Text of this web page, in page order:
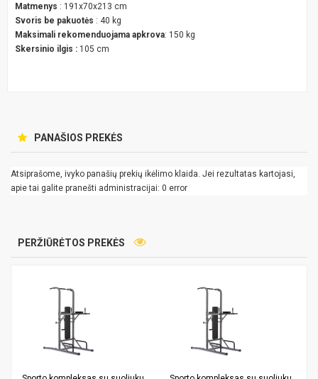
Matmenys : 191x70x213 cm
Svoris be pakuotės : 40 kg
Maksimali rekomenduojama apkrova: 150 kg
Skersinio ilgis : 105 cm
PANAŠIOS PREKĖS
Atsiprašome, ivyko panašių prekių ikėlimo klaida. Jei rezultatas kartojasi,
apie tai galite pranešti administracijai: 0 error
PERŽIŪRĖTOS PREKĖS